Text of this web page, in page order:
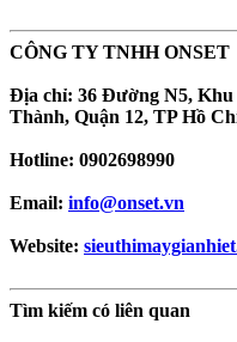
CÔNG TY TNHH ONSET
Địa chỉ: 36 Đường N5,
Thành, Quận 12, TP Hồ
Hotline: 0902698990
Email: info@onset.vn
Website:
Tìm kiếm có liên quan